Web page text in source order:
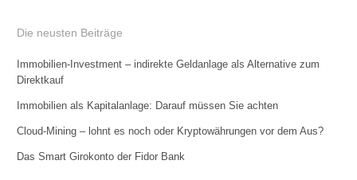
Die neusten Beiträge
Immobilien-Investment – indirekte Geldanlage als Alternative zum
Direktkauf
Immobilien als Kapitalanlage: Darauf müssen Sie achten
Cloud-Mining – lohnt es noch oder Kryptowährungen vor dem Aus?
Das Smart Girokonto der Fidor Bank